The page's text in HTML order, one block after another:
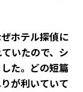
ぜホテル探偵に
いたので、シ
た。どの短篇
が利いていて